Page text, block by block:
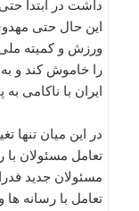
داشت در ابتدا
این حال حتی
ورزش و کمیته
ایران با ناکامی به
در این میان تنها
تعامل مسئولان با
تعامل با رسانه